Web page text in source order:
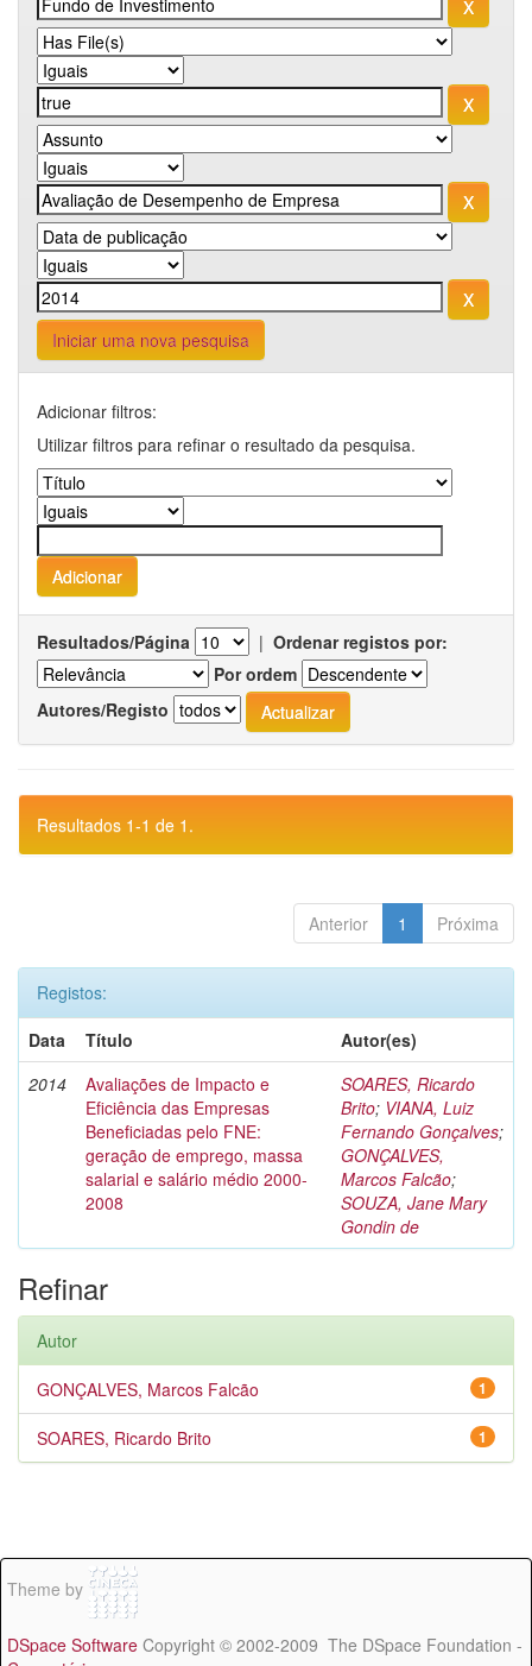
Iniciar uma nova pesquisa
Adicionar filtros:
Utilizar filtros para refinar o resultado da pesquisa.
Resultados/Página | Ordenar registos por:
Por ordem
Autores/Registo
Resultados 1-1 de 1.
Anterior 1 Próxima
Registos:
Data
Título
Autor(es)
2014
Avaliações de Impacto e
Eficiência das Empresas
Beneficiadas pelo FNE:
geração de emprego, massa
salarial e salário médio 2000-
2008
SOARES, Ricardo
Brito; VIANA, Luiz
Fernando Gonçalves;
GONÇALVES,
Marcos Falcão;
SOUZA, Jane Mary
Gondin de
Refinar
Autor
1
GONÇALVES, Marcos Falcão
1
SOARES, Ricardo Brito
Theme by
DSpace Software Copyright © 2002-2009 The DSpace Foundation -